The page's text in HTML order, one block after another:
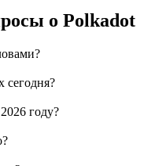
о Polkadot
сегодня?
году?